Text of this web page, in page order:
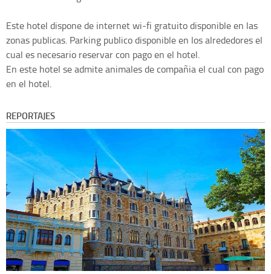
Este hotel dispone de internet wi-fi gratuito disponible en las
zonas publicas. Parking publico disponible en los alrededores el
cual es necesario reservar con pago en el hotel.
En este hotel se admite animales de compañia el cual con pago
en el hotel.
REPORTAJES